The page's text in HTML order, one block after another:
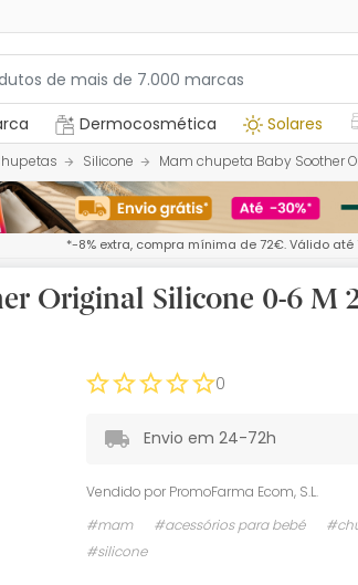
Dermocosmética Solares
Silicone Mam chupeta Baby Soother
*-8% extra, compra mínima de 72€. Válido
Original Silicone 0-6 M
0
Envio em 24-72h
Vendido por PromoFarma Ecom, S.L.
#mam
#acessórios para bebé
#silicone